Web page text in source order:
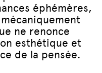
éphémères,
ne renonce
esthétique et
de la pensée.